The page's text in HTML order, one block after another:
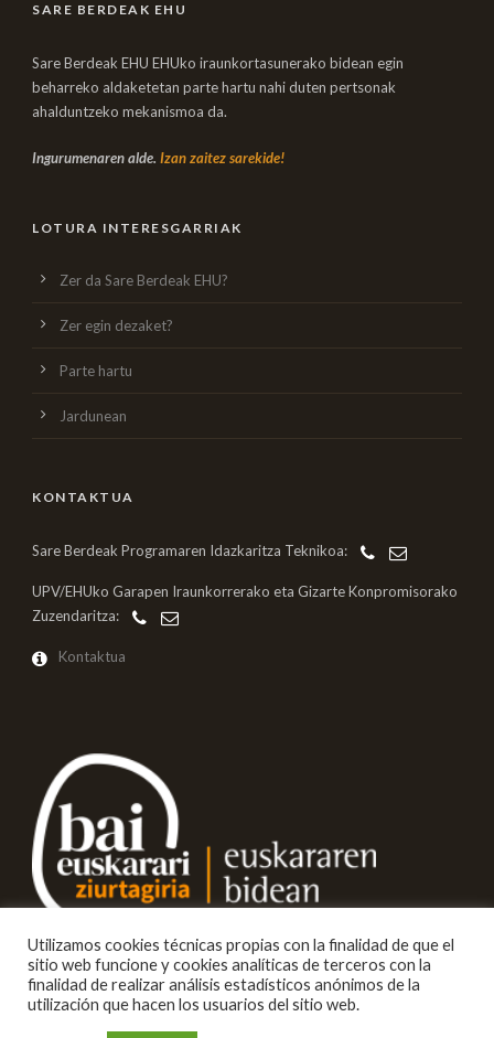
SARE BERDEAK EHU
Sare Berdeak EHU EHUko iraunkortasunerako bidean egin
beharreko aldaketetan parte hartu nahi duten pertsonak
ahalduntzeko mekanismoa da.
Ingurumenaren alde. Izan zaitez sarekide!
LOTURA INTERESGARRIAK
Zer da Sare Berdeak EHU?
Zer egin dezaket?
Parte hartu
Jardunean
KONTAKTUA
Sare Berdeak Programaren Idazkaritza Teknikoa:
UPV/EHUko Garapen Iraunkorrerako eta Gizarte Konpromisorako
Zuzendaritza:
Kontaktua
Utilizamos cookies técnicas propias con la finalidad de que el
sitio web funcione y cookies analíticas de terceros con la
finalidad de realizar análisis estadísticos anónimos de la
utilización que hacen los usuarios del sitio web.